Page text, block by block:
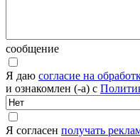
сообщение
Я даю согласие на
и ознакомлен (-а) с
Я согласен получать